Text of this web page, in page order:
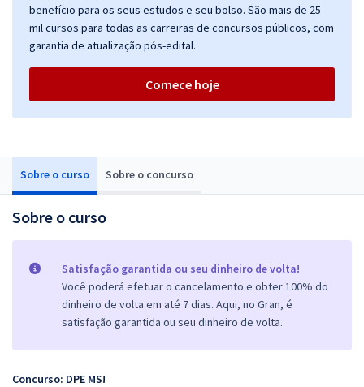
Sobre o curso Sobre o concurso
Sobre o curso
Satisfação garantida ou seu dinheiro de volta!
Você poderá efetuar o cancelamento e obter 100% do
dinheiro de volta em até 7 dias. Aqui, no Gran, é
satisfação garantida ou seu dinheiro de volta.
Concurso: DPE MS!
benefício para os seus estudos e seu bolso. São mais de 25
mil cursos para todas as carreiras de concursos públicos, com
garantia de atualização pós-edital.
Comece hoje